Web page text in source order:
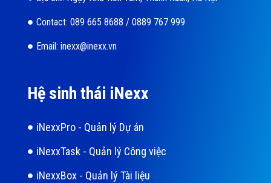
Contact: 089 665 8688 / 0889 767 999
Email: inexx@inexx.vn
Hệ sinh thái iNexx
iNexxPro - Quản lý Dự án
iNexxTask - Quản lý Công việc
iNexxBox - Quản lý Tài liệu